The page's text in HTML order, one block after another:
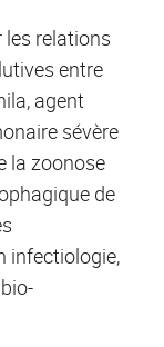
les relations
entre
agent
sévère
la zoonose
de
infectiologie,